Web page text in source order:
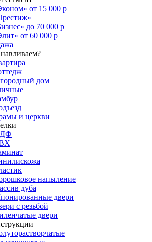
от 15 000 р
до 70 000 р
от 60 000 р
дом
и церкви
напыление
дуба
двери
с резьбой
двери